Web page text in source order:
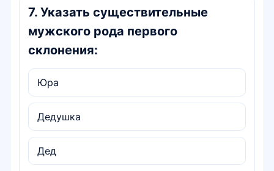
7. Указать существительные
мужского рода первого
склонения:
Юра
Дедушка
Дед